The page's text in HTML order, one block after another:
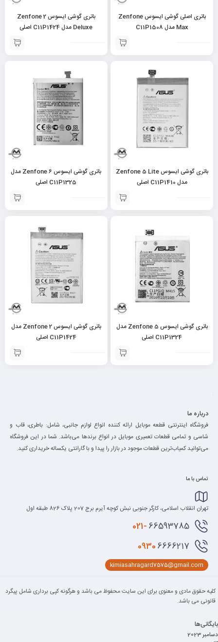
باتری اصلی گوشی ایسوس Zenfone
Max مدل C11P1508
باتری گوشی ایسوس Zenfone 2
Deluxe مدل C11P1424 اصلی
باتری گوشی ایسوس Zenfone 5 Lite
مدل C11P1410 اصلی
باتری گوشی ایسوس Zenfone 6 مدل
C11P1325 اصلی
باتری گوشی ایسوس Zenfone 5 مدل
C11P1324 اصلی
باتری گوشی ایسوس Zenfone 2 مدل
C11P1424 اصلی
درباره ما
فروشگاه اینترنتی قطعه موبایل ارائه کننده انواع لوازم جانبی، شامل: باطری، قاب و
شاسی و تمامی قطعات تعمیری موبایل در انواع برند‌ها می‌باشد. شما در این فروشگاه
می‌توانید کمیاب‌ترین قطعات موجود در بازار را پیدا و با گارانتی یکساله خریداری کنید.
تماس با ما
تهران انقلاب اسلامی، کارگر جنوبی نبش کوچه آیرم برج 207 پلاک 826 طبقه اول
021-66593785
09306666217
kimiasahragard7575@gmail.com
کلیه حقوق مادی و معنوی برای این سایت محفوظ می باشد و هرگونه کپی برداری شامل پیگرد
قانونی می باشد.
بایگانی‌ها
دسامبر 2023